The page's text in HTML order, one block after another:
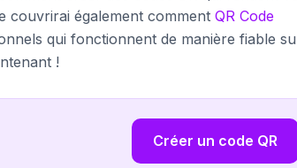
couvrirai également comment QR Code
qui fonctionnent de manière fiable
!
Créer un code QR